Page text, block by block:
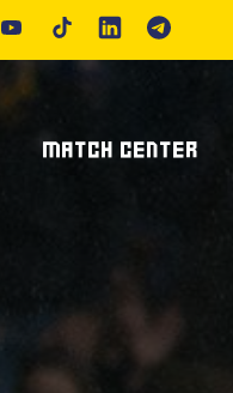
MATCH CENTER